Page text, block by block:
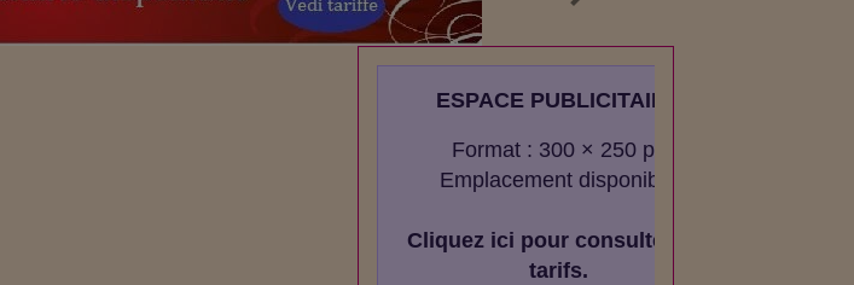
ESPACE PUBLICITAIRE
Format : 300 × 250 px
Emplacement disponible
Cliquez ici pour consulter les
tarifs.